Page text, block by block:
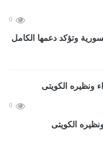
0
وتؤكد دعمها الكامل
0
الكويتى